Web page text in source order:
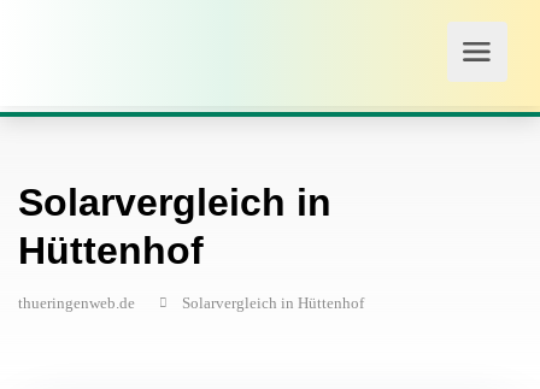
Solarvergleich in
Hüttenhof
thueringenweb.de Solarvergleich in Hüttenhof